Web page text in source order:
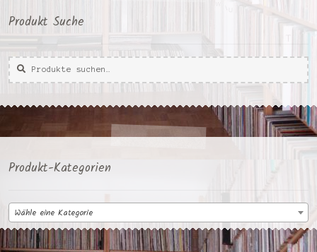
Produkt Suche
Suche
nach:
Suche
Produkt-Kategorien
Wähle eine Kategorie